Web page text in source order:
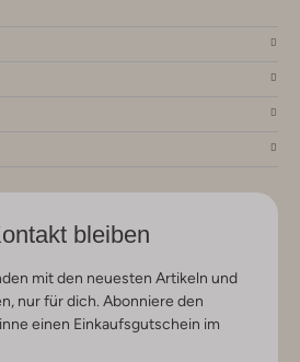
bleiben
mit den neuesten Artikeln und
nur für dich. Abonniere den
einen Einkaufsgutschein im